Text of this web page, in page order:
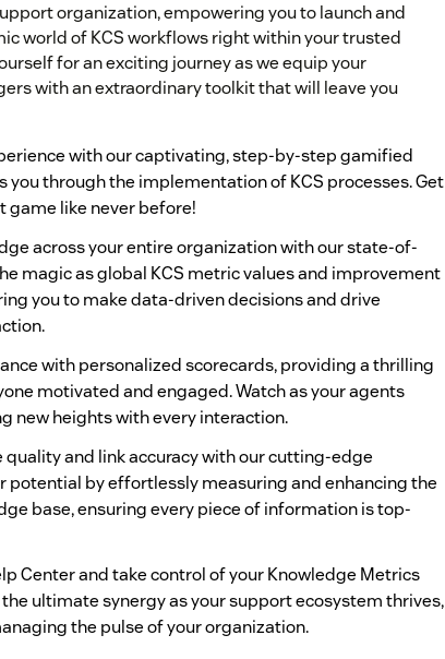
organization, empowering you to launch and
world of KCS workflows right within your trusted
for an exciting journey as we equip your
with an extraordinary toolkit that will leave you
with our captivating, step-by-step gamified
through the implementation of KCS processes. Get
game like never before!
across your entire organization with our state-of-
magic as global KCS metric values and improvement
you to make data-driven decisions and drive
with personalized scorecards, providing a thrilling
motivated and engaged. Watch as your agents
new heights with every interaction.
and link accuracy with our cutting-edge
potential by effortlessly measuring and enhancing the
base, ensuring every piece of information is top-
Center and take control of your Knowledge Metrics
ultimate synergy as your support ecosystem thrives,
the pulse of your organization.